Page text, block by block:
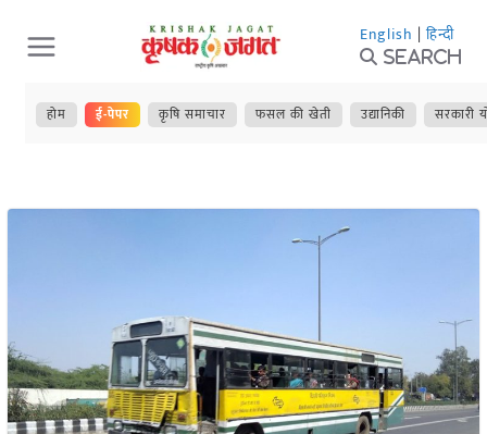
Skip
to
content
English | हिन्दी
Search
होम ई-पेपर कृषि समाचार फसल की खेती उद्यानिकी सरकारी